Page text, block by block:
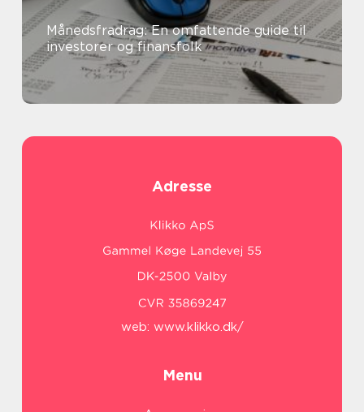
Månedsfradrag: En omfattende guide til
investorer og finansfolk
Adresse
web: www.klikko.dk/
Menu